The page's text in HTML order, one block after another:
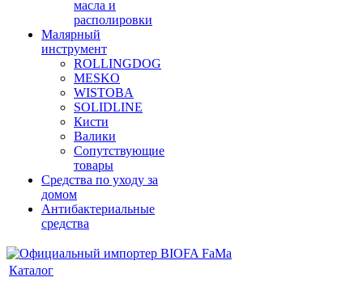
масла и
располировки
Малярный
инструмент
ROLLINGDOG
MESKO
WISTOBA
SOLIDLINE
Кисти
Валики
Сопутствующие
товары
Средства по уходу за
домом
Антибактериальные
средства
Каталог